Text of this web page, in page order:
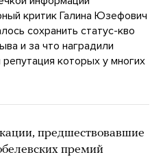
критик Галина Юзефович
сохранить статус-кво
и за что наградили
которых у многих
предшествовавшие
премий